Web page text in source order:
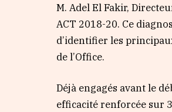
M. Adel El Fakir,
ACT 2018-20. Ce
d’identifier les
de l’Office.
Déjà engagés avant le
efficacité renforcée sur